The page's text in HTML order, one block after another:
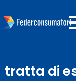
tratta di